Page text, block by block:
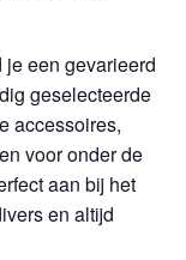
een gevarieerd
geselecteerde
accessoires,
voor onder de
aan bij het
en altijd